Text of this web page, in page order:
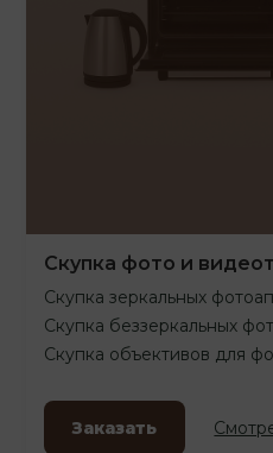
Скупка фото и
Скупка зеркальных
Скупка беззеркальных
Скупка объективов для
Заказать